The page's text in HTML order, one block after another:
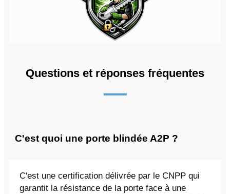
Questions et réponses fréquentes
C'est quoi une porte blindée A2P ?
C'est une certification délivrée par le CNPP qui
garantit la résistance de la porte face à une